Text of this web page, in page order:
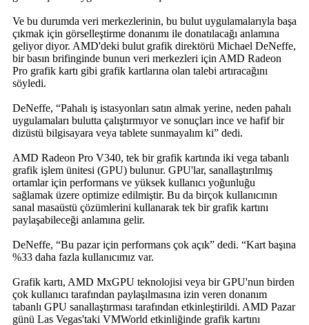
Ve bu durumda veri merkezlerinin, bu bulut uygulamalarıyla başa
çıkmak için görselleştirme donanımı ile donatılacağı anlamına
geliyor diyor. AMD'deki bulut grafik direktörü Michael DeNeffe,
bir basın brifinginde bunun veri merkezleri için AMD Radeon
Pro grafik kartı gibi grafik kartlarına olan talebi artıracağını
söyledi.
DeNeffe, “Pahalı iş istasyonları satın almak yerine, neden pahalı
uygulamaları bulutta çalıştırmıyor ve sonuçları ince ve hafif bir
dizüstü bilgisayara veya tablete sunmayalım ki” dedi.
AMD Radeon Pro V340, tek bir grafik kartında iki vega tabanlı
grafik işlem ünitesi (GPU) bulunur. GPU'lar, sanallaştırılmış
ortamlar için performans ve yüksek kullanıcı yoğunluğu
sağlamak üzere optimize edilmiştir. Bu da birçok kullanıcının
sanal masaüstü çözümlerini kullanarak tek bir grafik kartını
paylaşabileceği anlamına gelir.
DeNeffe, “Bu pazar için performans çok açık” dedi. “Kart başına
%33 daha fazla kullanıcımız var.
Grafik kartı, AMD MxGPU teknolojisi veya bir GPU'nun birden
çok kullanıcı tarafından paylaşılmasına izin veren donanım
tabanlı GPU sanallaştırması tarafından etkinleştirildi. AMD Pazar
günü Las Vegas'taki VMWorld etkinliğinde grafik kartını